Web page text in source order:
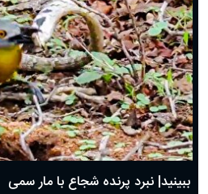
ببینید| نبرد پرنده شجاع با مار سمی